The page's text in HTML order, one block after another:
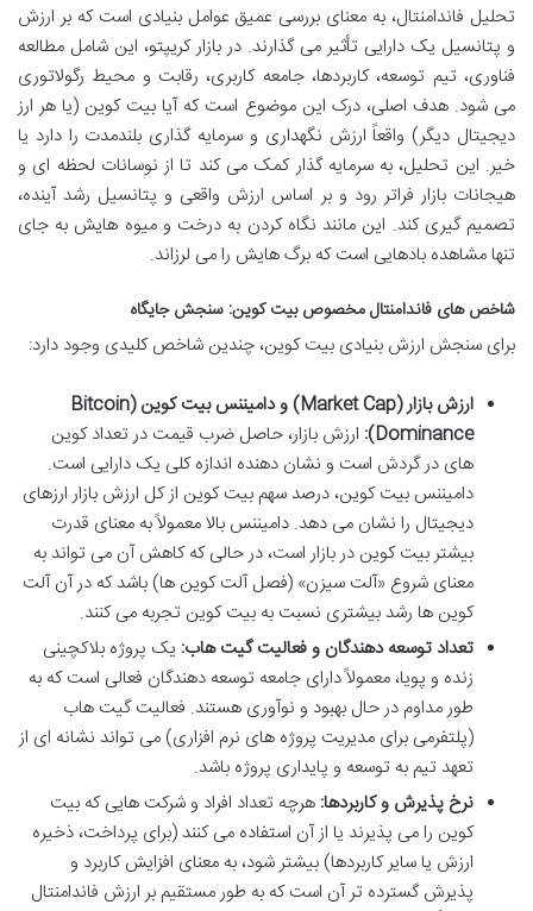
تحلیل فاندامنتال، به معنای بررسی عمیق عوامل بنیادی است که بر ارزش
و پتانسیل یک دارایی تأثیر می گذارند. در بازار کریپتو، این شامل مطالعه
فناوری، تیم توسعه، کاربردها، جامعه کاربری، رقابت و محیط رگولاتوری
می شود. هدف اصلی، درک این موضوع است که آیا بیت کوین (یا هر ارز
دیجیتال دیگر) واقعاً ارزش نگهداری و سرمایه گذاری بلندمدت را دارد یا
خیر. این تحلیل، به سرمایه گذار کمک می کند تا از نوسانات لحظه ای و
هیجانات بازار فراتر رود و بر اساس ارزش واقعی و پتانسیل رشد آینده،
تصمیم گیری کند. این مانند نگاه کردن به درخت و میوه هایش به جای
تنها مشاهده بادهایی است که برگ هایش را می لرزاند.
شاخص های فاندامنتال مخصوص بیت کوین: سنجش جایگاه
برای سنجش ارزش بنیادی بیت کوین، چندین شاخص کلیدی وجود دارد:
ارزش بازار (Market Cap) و دامیننس بیت کوین (Bitcoin
Dominance): ارزش بازار، حاصل ضرب قیمت در تعداد کوین
های در گردش است و نشان دهنده اندازه کلی یک دارایی است.
دامیننس بیت کوین، درصد سهم بیت کوین از کل ارزش بازار ارزهای
دیجیتال را نشان می دهد. دامیننس بالا معمولاً به معنای قدرت
بیشتر بیت کوین در بازار است، در حالی که کاهش آن می تواند به
معنای شروع «آلت سیزن» (فصل آلت کوین ها) باشد که در آن آلت
کوین ها رشد بیشتری نسبت به بیت کوین تجربه می کنند.
تعداد توسعه دهندگان و فعالیت گیت هاب: یک پروژه بلاکچینی
زنده و پویا، معمولاً دارای جامعه توسعه دهندگان فعالی است که به
طور مداوم در حال بهبود و نوآوری هستند. فعالیت گیت هاب
(پلتفرمی برای مدیریت پروژه های نرم افزاری) می تواند نشانه ای از
تعهد تیم به توسعه و پایداری پروژه باشد.
نرخ پذیرش و کاربردها: هرچه تعداد افراد و شرکت هایی که بیت
کوین را می پذیرند یا از آن استفاده می کنند (برای پرداخت، ذخیره
ارزش یا سایر کاربردها) بیشتر شود، به معنای افزایش کاربرد و
پذیرش گسترده تر آن است که به طور مستقیم بر ارزش فاندامنتال